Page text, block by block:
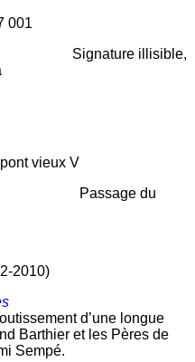
illisible,
du
d’une longue
Barthier et les Pères de
Sempé.